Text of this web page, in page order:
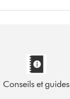
Conseils et guides